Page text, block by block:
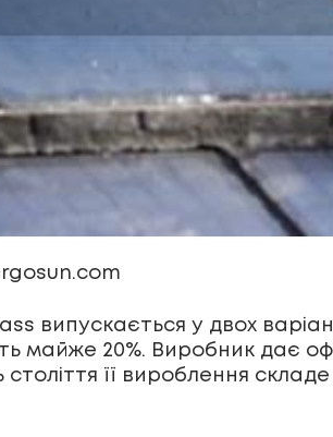
випускається у двох
майже 20%. Виробник дає
її вироблення складе